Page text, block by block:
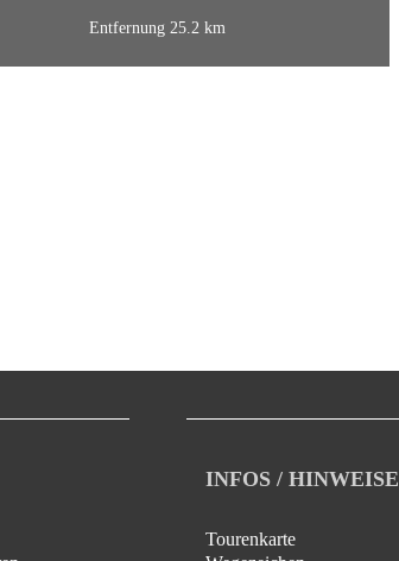
Entfernung 25.2 km
INFOS / HINWEISE
Tourenkarte